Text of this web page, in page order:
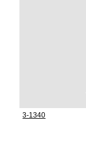
3-1340